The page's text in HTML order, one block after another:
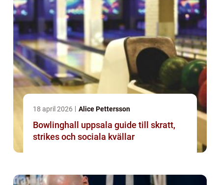
18 april 2026 Alice Pettersson
Bowlinghall uppsala guide till skratt,
strikes och sociala kvällar